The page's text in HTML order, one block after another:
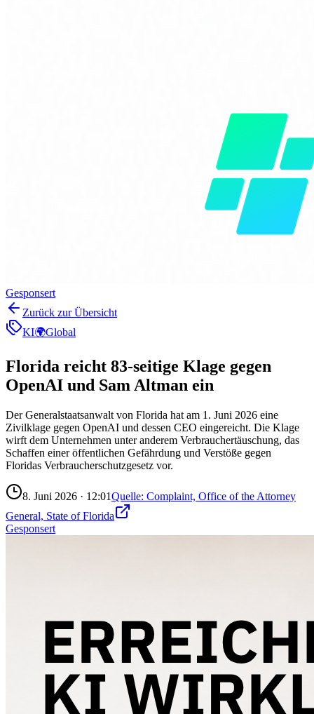
Gesponsert
Zurück zur Übersicht
KI🌍Global
Florida reicht 83-seitige Klage gegen
OpenAI und Sam Altman ein
Der Generalstaatsanwalt von Florida hat am 1. Juni 2026 eine
Zivilklage gegen OpenAI und dessen CEO eingereicht. Die Klage
wirft dem Unternehmen unter anderem Verbrauchertäuschung, das
Schaffen einer öffentlichen Gefährdung und Verstöße gegen
Floridas Verbraucherschutzgesetz vor.
8. Juni 2026 · 12:01Quelle: Complaint, Office of the Attorney
General, State of Florida
Gesponsert